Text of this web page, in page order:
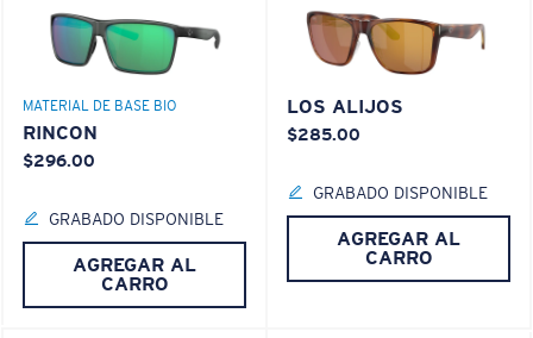
MATERIAL DE BASE BIO
RINCON
$296.00
GRABADO DISPONIBLE
AGREGAR AL
CARRO
LOS ALIJOS
$285.00
GRABADO DISPONIBLE
AGREGAR AL
CARRO